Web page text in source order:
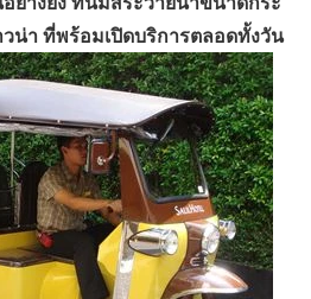
น่า ที่พร้อมเปิดบริการตลอดทั้งวัน